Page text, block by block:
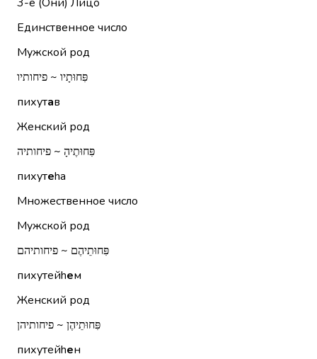
Единственное число
Мужской род
פִּחוּתָיו ~ פיחותיו
пихутав
Женский род
פִּחוּתֶיהָ ~ פיחותיה
пихутеhа
Множественное число
Мужской род
פִּחוּתֵיהֶם ~ פיחותיהם
пихутейhем
Женский род
פִּחוּתֵיהֶן ~ פיחותיהן
пихутейhен